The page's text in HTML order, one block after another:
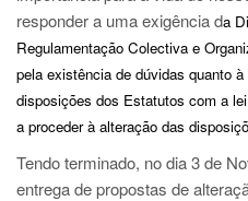
responder a uma exigência da
Regulamentação Colectiva e
pela existência de dúvidas quanto
disposições dos Estatutos com a
a proceder à alteração das
Tendo terminado, no dia 3 de
entrega de propostas de